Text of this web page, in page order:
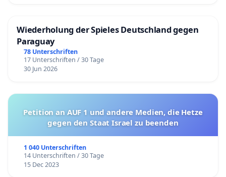
Wiederholung der Spieles Deutschland gegen
Paraguay
78 Unterschriften
17 Unterschriften / 30 Tage
30 Jun 2026
Petition an AUF 1 und andere Medien, die Hetze
gegen den Staat Israel zu beenden
1 040 Unterschriften
14 Unterschriften / 30 Tage
15 Dec 2023